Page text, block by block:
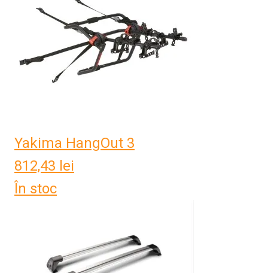
Yakima HangOut 3
812,43 lei
În stoc